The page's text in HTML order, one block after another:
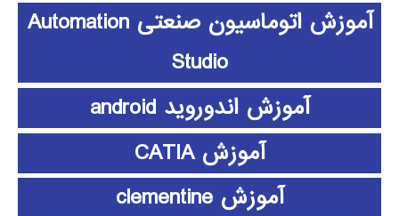
آموزش اتوماسیون صنعتی Automation
Studio
آموزش اندوروید android
آموزش CATIA
آموزش clementine